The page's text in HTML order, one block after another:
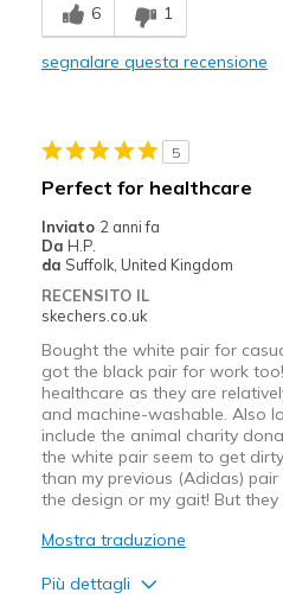
Comfortable
Going Out
Travel
Width
Feels true
Sizing
Feels true
6 1
segnalare questa recensione
5
Perfect for healthcare
Inviato 2 anni fa
Da H.P.
da Suffolk, United Kingdom
RECENSITO IL
skechers.co.uk
Bought the white pair for
got the black pair for work
healthcare as they are
and machine-washable. Also
include the animal charity
the white pair seem to get
than my previous (Adidas)
the design or my gait! But
Mostra traduzione
Più dettagli